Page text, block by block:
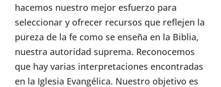
hacemos nuestro mejor esfuerzo para
seleccionar y ofrecer recursos que reflejen la
pureza de la fe como se enseña en la Biblia,
nuestra autoridad suprema. Reconocemos
que hay varias interpretaciones encontradas
en la Iglesia Evangélica. Nuestro objetivo es